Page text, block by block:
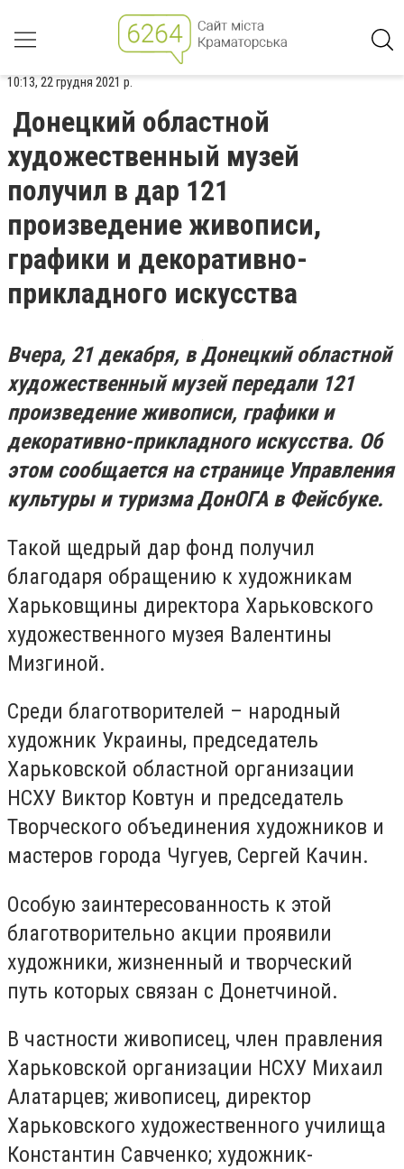
10:13, 22 грудня 2021 р.
Донецкий областной
художественный музей
получил в дар 121
произведение живописи,
графики и декоративно-
прикладного искусства
Вчера, 21 декабря, в Донецкий областной
художественный музей передали 121
произведение живописи, графики и
декоративно-прикладного искусства. Об
этом сообщается на странице Управления
культуры и туризма ДонОГА в Фейсбуке.
Такой щедрый дар фонд получил
благодаря обращению к художникам
Харьковщины директора Харьковского
художественного музея Валентины
Мизгиной.
Среди благотворителей – народный
художник Украины, председатель
Харьковской областной организации
НСХУ Виктор Ковтун и председатель
Творческого объединения художников и
мастеров города Чугуев, Сергей Качин.
Особую заинтересованность к этой
благотворительно акции проявили
художники, жизненный и творческий
путь которых связан с Донетчиной.
В частности живописец, член правления
Харьковской организации НСХУ Михаил
Алатарцев; живописец, директор
Харьковского художественного училища
Константин Савченко; художник-